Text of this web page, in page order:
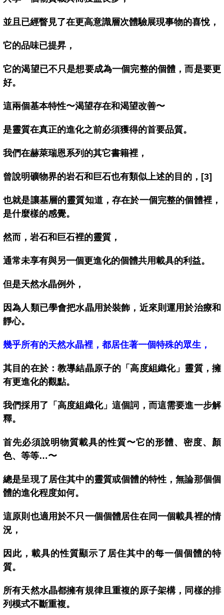
並且已經瞥見了在更高意識層次體驗展現事物的喜悅，
它的品味已提昇，
它的渴望已不只是想要成為一個完整的個體，而是要更
好。
這兩個基本特性〜渴望存在和渴望改善〜
是靈質在真正的進化之前必須獲得的首要品質。
我們在赫萊瑞恩系列的其它書籍裡，
曾說明礦物界的岩石和巨石也有類似上述的目的，[3]
也就是讓基層的靈質知道，存在於一個完整的個體裡，
是什麼樣的感覺。
然而，岩石和巨石裡的靈質，
通常未享有與另一個更進化的個體共用載具的利益。
但是天然水晶例外，
因為人類已學會把水晶用於裝飾，近來則運用於治療和
靜心。
幾乎所有的天然水晶裡，都居住著一個特殊的眾生，
其目的在於：教導結晶原子的「高度組織化」靈質，擁
有更進化的觀點。
我們採用了「高度組織化」這個詞，而這需要進一步解
釋。
首先必須說明物質載具的性質〜它的形體、密度、顏
色、等等…〜
總是呈現了居住其中的靈質或個體的特性，無論那個個
體的進化程度如何。
這原則也適用於不只一個個體居住在同一個載具裡的情
況，
因此，載具的性質顯示了居住其中的每一個個體的特
質。
所有天然水晶都擁有規律且重複的原子架構，同樣的排
列模式不斷重複。